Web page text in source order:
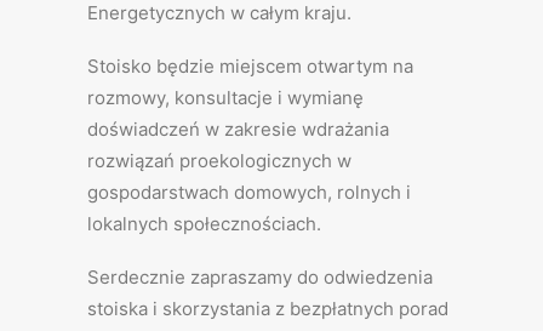
Energetycznych w całym kraju.
Stoisko będzie miejscem otwartym na
rozmowy, konsultacje i wymianę
doświadczeń w zakresie wdrażania
rozwiązań proekologicznych w
gospodarstwach domowych, rolnych i
lokalnych społecznościach.
Serdecznie zapraszamy do odwiedzenia
stoiska i skorzystania z bezpłatnych porad